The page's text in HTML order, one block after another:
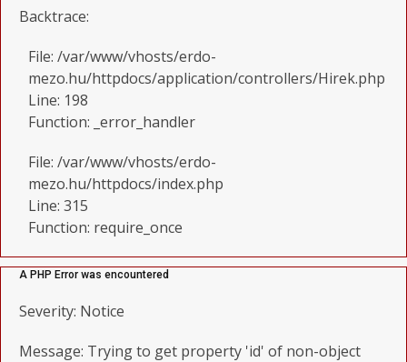
Backtrace:
File: /var/www/vhosts/erdo-
mezo.hu/httpdocs/application/controllers/Hirek.php
Line: 198
Function: _error_handler
File: /var/www/vhosts/erdo-
mezo.hu/httpdocs/index.php
Line: 315
Function: require_once
A PHP Error was encountered
Severity: Notice
Message: Trying to get property 'id' of non-object